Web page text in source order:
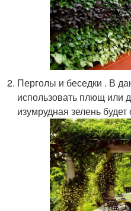
Перголы и беседки . В
использовать плющ или
изумрудная зелень